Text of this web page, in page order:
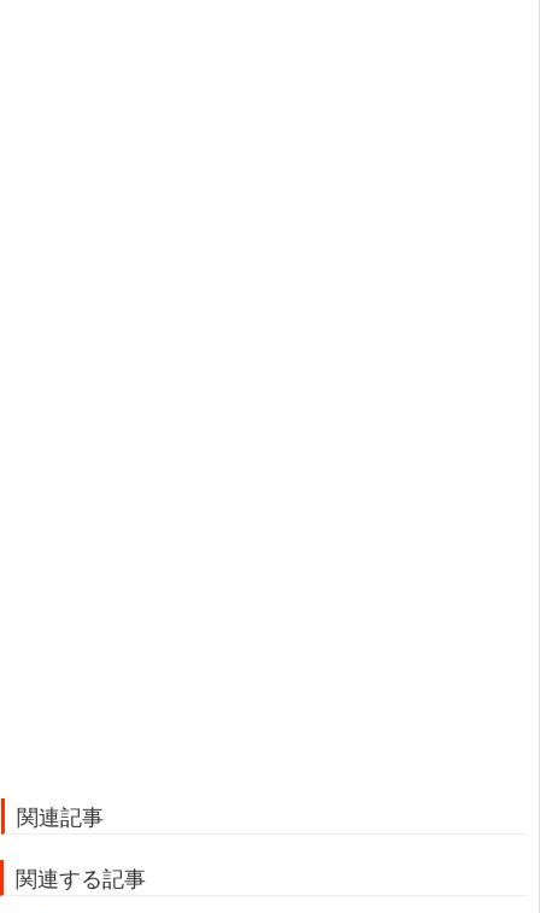
関連記事
関連する記事